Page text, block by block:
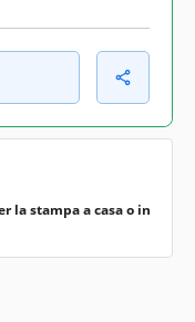
la stampa a casa o in